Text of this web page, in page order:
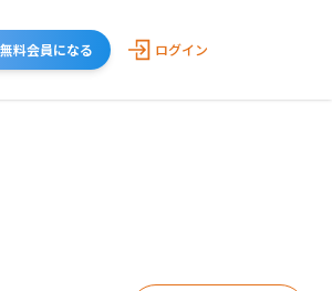
無料会員になる ログイン